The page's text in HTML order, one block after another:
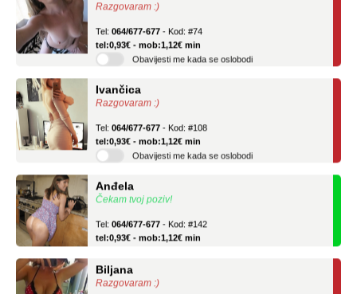
tel:0,93€ - mob:1,12€ min
Obavijesti me kada se oslobodi
Razgovaram :)
tel:0,93€ - mob:1,12€ min
Obavijesti me kada se oslobodi
Čekam tvoj poziv!
tel:0,93€ - mob:1,12€ min
Razgovaram :)